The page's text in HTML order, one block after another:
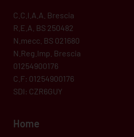
C.C.I.A.A. Brescia
R.E.A. BS 250482
N.mecc. BS 021680
N.Reg.Imp. Brescia
01254900176
C.F: 01254900176
SDI: CZR6GUY
Home